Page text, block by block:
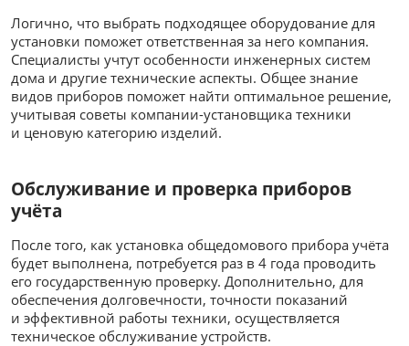
Логично, что выбрать подходящее оборудование для
установки поможет ответственная за него компания.
Специалисты учтут особенности инженерных систем
дома и другие технические аспекты. Общее знание
видов приборов поможет найти оптимальное решение,
учитывая советы компании-установщика техники
и ценовую категорию изделий.
Обслуживание и проверка приборов
учёта
После того, как установка общедомового прибора учёта
будет выполнена, потребуется раз в 4 года проводить
его государственную проверку. Дополнительно, для
обеспечения долговечности, точности показаний
и эффективной работы техники, осуществляется
техническое обслуживание устройств.